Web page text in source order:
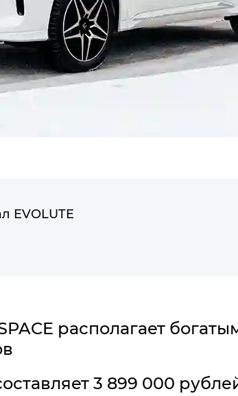
EVOLUTE
располагает
3 899 000